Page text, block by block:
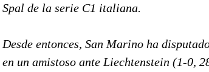
Spal de la serie C1 italiana.
Desde entonces, San Marino ha
en un amistoso ante Liechtenstein (1-0,